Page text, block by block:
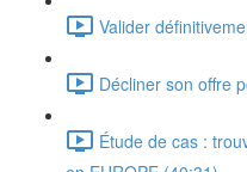
Valider
Décliner son offre
Étude de cas :